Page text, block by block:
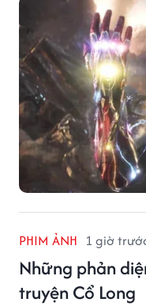
PHIM ẢNH 1 giờ
Những phản
truyện Cổ Long